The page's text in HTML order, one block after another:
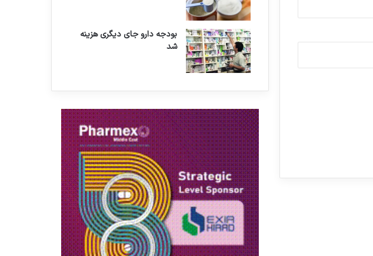
بودجه دارو جای دیگری هزینه
شد